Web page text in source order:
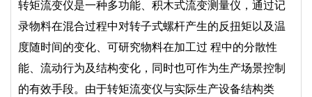
转矩流变仪是一种多功能、积木式流变测量仪，通过记
录物料在混合过程中对转子式螺杆产生的反扭矩以及温
度随时间的变化、可研究物料在加工过 程中的分散性
能、流动行为及结构变化，同时也可作为生产场景控制
的有效手段。由于转矩流变仪与实际生产设备结构类